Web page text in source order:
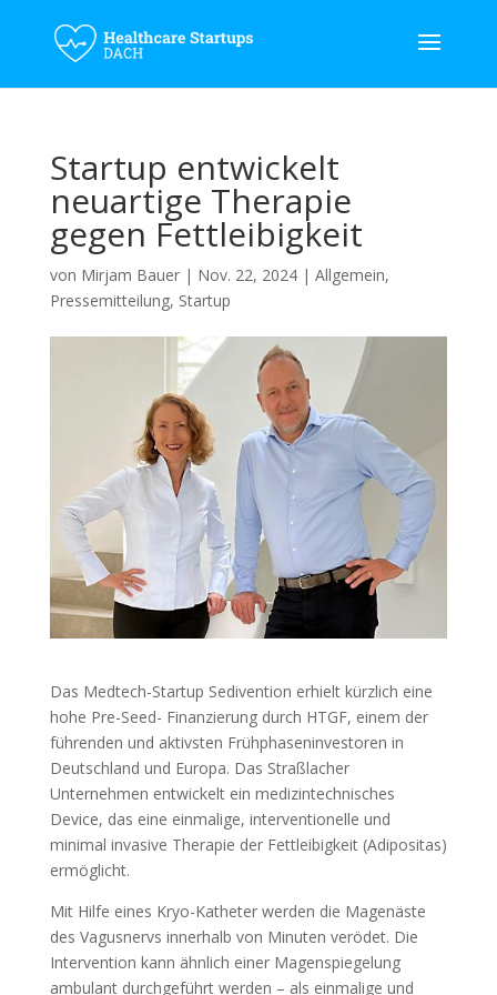
Startup entwickelt
neuartige Therapie
gegen Fettleibigkeit
von Mirjam Bauer| Nov. 22, 2024| Allgemein,
Pressemitteilung, Startup
Das Medtech-Startup Sedivention erhielt kürzlich eine
hohe Pre-Seed- Finanzierung durch HTGF, einem der
führenden und aktivsten Frühphaseninvestoren in
Deutschland und Europa. Das Straßlacher
Unternehmen entwickelt ein medizintechnisches
Device, das eine einmalige, interventionelle und
minimal invasive Therapie der Fettleibigkeit (Adipositas)
ermöglicht.
Mit Hilfe eines Kryo-Katheter werden die Magenäste
des Vagusnervs innerhalb von Minuten verödet. Die
Intervention kann ähnlich einer Magenspiegelung
ambulant durchgeführt werden – als einmalige und